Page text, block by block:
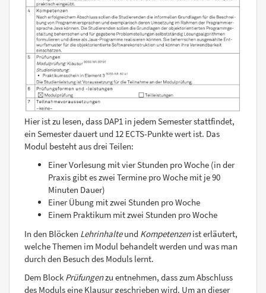
Hier ist zu lesen, dass DAP1 in jedem Semester stattfindet,
ein Semester dauert und 12 ECTS-Punkte wert ist. Das
Modul besteht aus drei Teilen:
Einer Vorlesung mit vier Stunden pro Woche (in der
Praxis gibt es zwei Termine pro Woche mit je 90
Minuten Dauer)
Einer Übung mit zwei Stunden pro Woche
Einem Praktikum mit zwei Stunden pro Woche
In den Blöcken Lehrinhalteund Kompetenzenist erläutert,
welche Themen im Modul behandelt werden und was man
durch den Besuch des Moduls lernt.
Dem Block Prüfungenzu entnehmen, dass zum Abschluss
des Moduls eine Klausur geschrieben wird. Um an dieser